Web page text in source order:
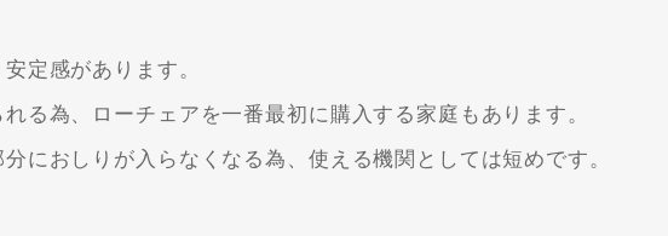
定感があります。
る為、ローチェアを一番最初に購入する家庭もあります。
におしりが入らなくなる為、使える機関としては短めです。